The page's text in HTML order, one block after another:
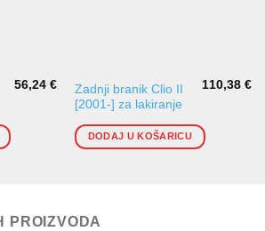
56,24€
Zadnji branik Clio II
[2001-] za lakiranje
110,38€
DODAJ U KOŠARICU
PROIZVODA